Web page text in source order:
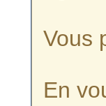
Vous
En